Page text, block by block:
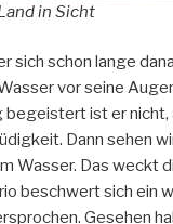
in Sicht
sich schon lange
vor seine
begeistert ist er nicht,
Dann sehen
Wasser. Das weckt
beschwert sich ein
Gesehen